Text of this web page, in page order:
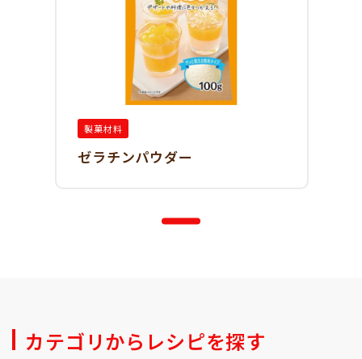
製菓材料
ゼラチンパウダー
カテゴリからレシピを探す